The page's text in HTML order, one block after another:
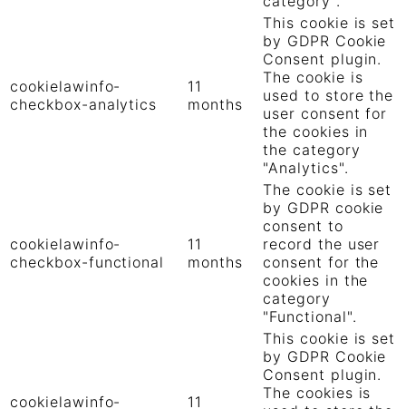
cookielawinfo-
checkbox-analytics
11
months
This cookie is set
by GDPR Cookie
Consent plugin.
The cookie is
used to store the
user consent for
the cookies in
the category
"Analytics".
cookielawinfo-
checkbox-functional
11
months
The cookie is set
by GDPR cookie
consent to
record the user
consent for the
cookies in the
category
"Functional".
cookielawinfo-
11
This cookie is set
by GDPR Cookie
Consent plugin.
The cookies is